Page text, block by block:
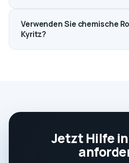
Verwenden Sie chemische
Kyritz?
Jetzt Hilfe